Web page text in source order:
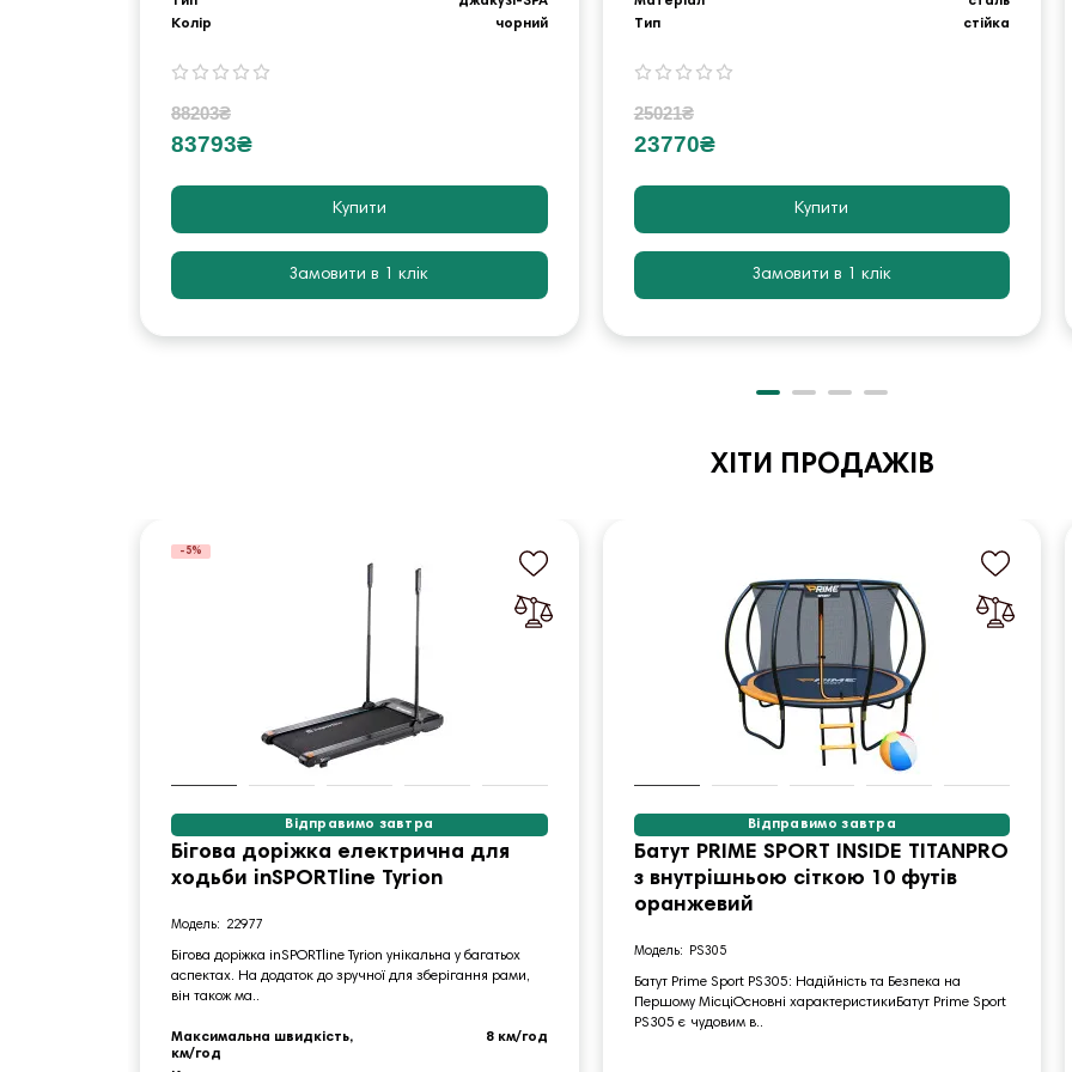
Колір
чорний
88203₴
83793₴
Купити
Замовити в 1 клік
Тип
стійка
25021₴
23770₴
Купити
Замовити в 1 клік
ХІТИ ПРОДАЖІВ
-5%
Відправимо завтра
Бігова доріжка електрична для
ходьби inSPORTline Tyrion
22977
Бігова доріжка inSPORTline Tyrion унікальна у багатьох
аспектах. На додаток до зручної для зберігання рами,
він також ма..
Максимальна швидкість,
км/год
8 км/год
Відправимо завтра
Батут PRIME SPORT INSIDE TITANPRO
з внутрішньою сіткою 10 футів
оранжевий
PS305
Батут Prime Sport PS305: Надійність та Безпека на
Першому МісціОсновні характеристикиБатут Prime Sport
PS305 є чудовим в..